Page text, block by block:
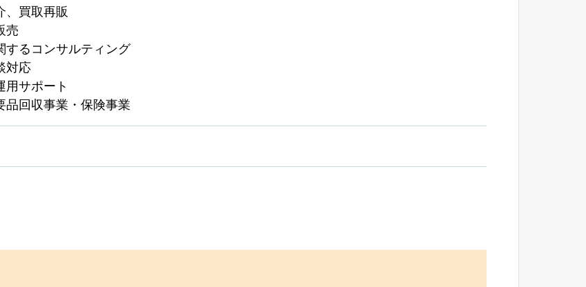
、買取再販
売
するコンサルティング
対応
用サポート
品回収事業・保険事業